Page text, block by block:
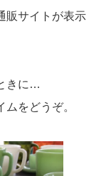
販サイトが表示
きに…
をどうぞ。